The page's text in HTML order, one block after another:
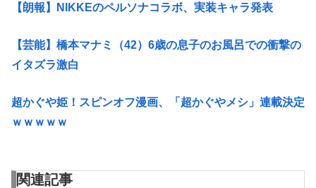
【朗報】NIKKEのペルソナコラボ、実装キャラ発表
【芸能】橋本マナミ（42）6歳の息子のお風呂での衝撃の
イタズラ激白
超かぐや姫！スピンオフ漫画、「超かぐやメシ」連載決定
ｗｗｗｗｗ
関連記事